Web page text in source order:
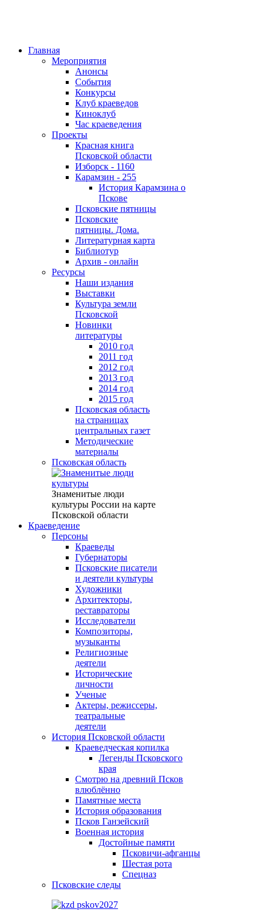
Главная
Мероприятия
Анонсы
События
Конкурсы
Клуб краеведов
Киноклуб
Час краеведения
Проекты
Красная книга
Псковской области
Изборск - 1160
Карамзин - 255
История Карамзина о
Пскове
Псковские пятницы
Псковские
пятницы. Дома.
Литературная карта
Библиотур
Архив - онлайн
Ресурсы
Наши издания
Выставки
Культура земли
Псковской
Новинки
литературы
2010 год
2011 год
2012 год
2013 год
2014 год
2015 год
Псковская область
на страницах
центральных газет
Методические
материалы
Псковская область
Знаменитые люди
культуры России на карте
Псковской области
Краеведение
Персоны
Краеведы
Губернаторы
Псковские писатели
и деятели культуры
Художники
Архитекторы,
реставраторы
Исследователи
Композиторы,
музыканты
Религиозные
деятели
Исторические
личности
Ученые
Актеры, режиссеры,
театральные
деятели
История Псковской области
Краеведческая копилка
Легенды Псковского
края
Смотрю на древний Псков
влюблённо
Памятные места
История образования
Псков Ганзейский
Военная история
Достойные памяти
Псковичи-афганцы
Шестая рота
Спецназ
Псковские следы